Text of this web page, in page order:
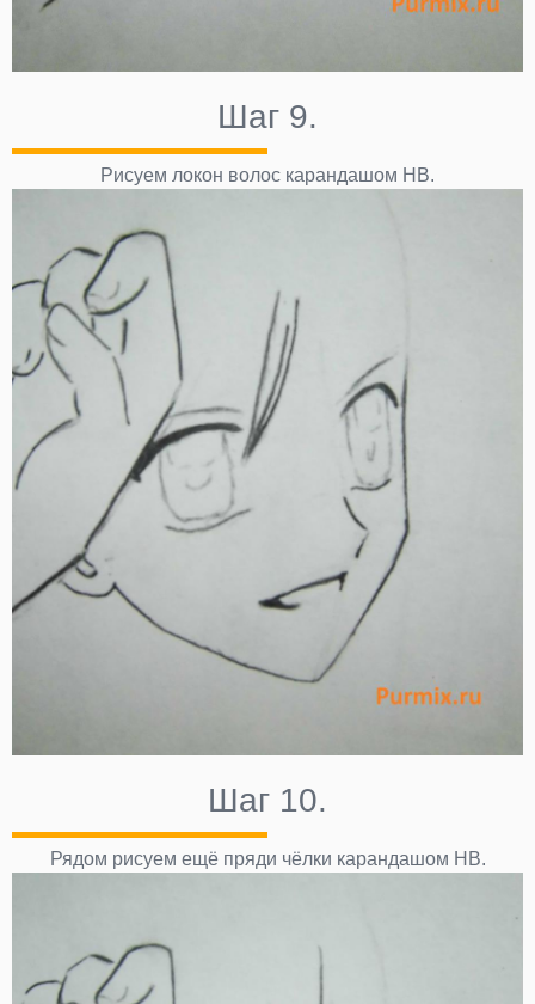
Шаг 9.
Рисуем локон волос карандашом НВ.
Шаг 10.
Рядом рисуем ещё пряди чёлки карандашом НВ.